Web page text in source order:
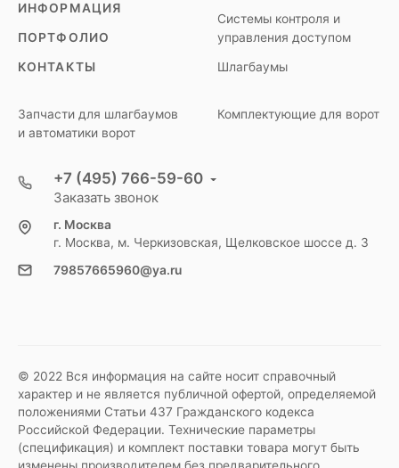
ИНФОРМАЦИЯ
ПОРТФОЛИО
КОНТАКТЫ
Системы контроля и
управления доступом
Шлагбаумы
Запчасти для шлагбаумов
и автоматики ворот
Комплектующие для ворот
+7 (495) 766-59-60
Заказать звонок
г. Москва
г. Москва, м. Черкизовская, Щелковское шоссе д. 3
79857665960@ya.ru
© 2022 Вся информация на сайте носит справочный
характер и не является публичной офертой, определяемой
положениями Статьи 437 Гражданского кодекса
Российской Федерации. Технические параметры
(спецификация) и комплект поставки товара могут быть